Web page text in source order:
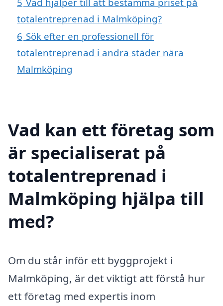
totalentreprenad i Malmköping?
6 Sök efter en professionell för
totalentreprenad i andra städer nära
Malmköping
Vad kan ett företag som
är specialiserat på
totalentreprenad i
Malmköping hjälpa till
med?
Om du står inför ett byggprojekt i
Malmköping, är det viktigt att förstå hur
ett företag med expertis inom